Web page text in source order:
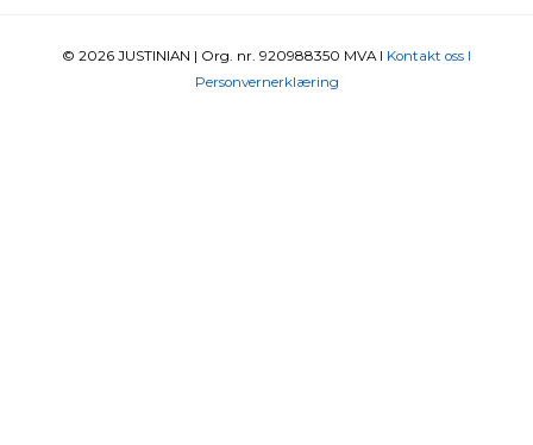
© 2026 JUSTINIAN | Org. nr. 920988350 MVA I Kontakt oss I
Personvernerklæring